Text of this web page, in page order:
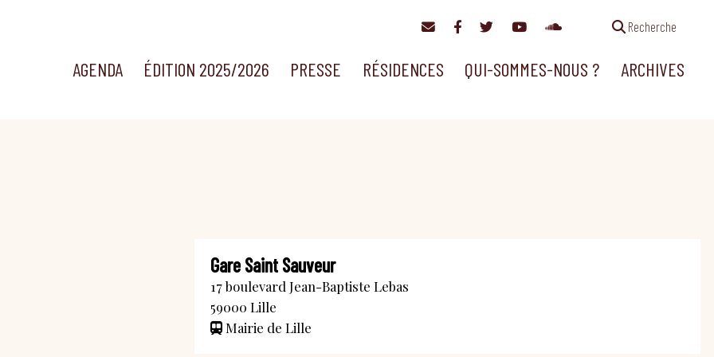
Recherche
AGENDA ÉDITION 2025/2026 PRESSE RÉSIDENCES QUI-SOMMES-NOUS ? ARCHIVES
Gare Saint Sauveur
17 boulevard Jean-Baptiste Lebas
59000 Lille
Mairie de Lille